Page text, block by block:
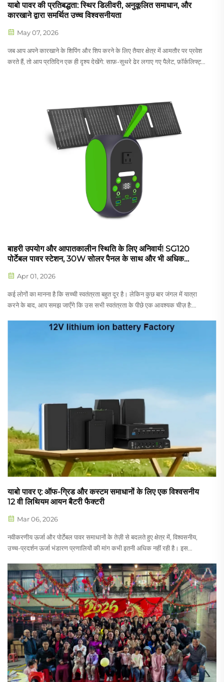
याबो पावर की प्रतिबद्धता: स्थिर डिलीवरी, अनुकूलित समाधान, और
कारखाने द्वारा समर्थित उच्च विश्वसनीयता
May 07, 2026
जब आप अपने कारखाने के शिपिंग और शिप करने के लिए तैयार क्षेत्र में आमतौर पर प्रवेश
करते हैं, तो आप प्रतिदिन एक ही दृश्य देखेंगे: साफ़-सुथरे ढेर लगाए गए पैलेट, फ़ॉर्कलिफ्ट्स
बाहरी उपयोग और आपातकालीन स्थिति के लिए अनिवार्य! SG120
पोर्टेबल पावर स्टेशन, 30W सोलर पैनल के साथ और भी अधिक
Apr 01, 2026
कई लोगों का मानना है कि सच्ची स्वतंत्रता बहुत दूर है। लेकिन कुछ बार जंगल में यात्रा
करने के बाद, आप समझ जाएँगे कि उस सभी स्वतंत्रता के पीछे एक आवश्यक चीज़ है:
शाम हुई, मेरा फोन...
याबो पावर ए: ऑफ-ग्रिड और कस्टम समाधानों के लिए एक विश्वसनीय
12 वी लिथियम आयन बैटरी फैक्टरी
Mar 06, 2026
नवीकरणीय ऊर्जा और पोर्टेबल पावर समाधानों के तेज़ी से बदलते हुए क्षेत्र में, विश्वसनीय,
उच्च-प्रदर्शन ऊर्जा भंडारण प्रणालियों की मांग कभी इतनी अधिक नहीं रही है। इस